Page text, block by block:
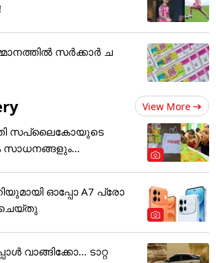
സര്‍ക്കാര്‍ ച
View More
സപ്ലൈകോയുടെ
സാധനങ്ങളും...
ഓപ്പോ A7 പ്രോ
വാങ്ങിക്കോ... ടാറ്റ